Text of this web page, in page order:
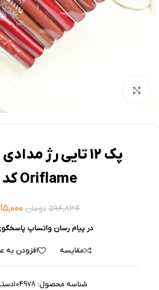
بزرگنمایی تصویر
پک 12 تایی رژ
Oriflame کد 2891
۵۹۴,۸۳۴ تومان
در پیام رسان واتساپ
مقایسه افزودن به
شناسه محصول:104978